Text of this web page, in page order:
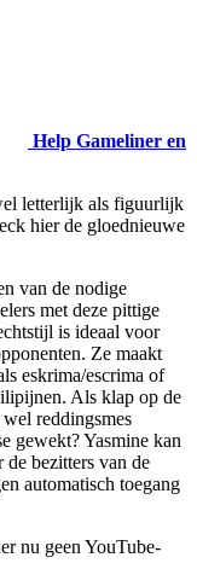
Help Gameliner en
letterlijk als figuurlijk
hier de gloednieuwe
van de nodige
met deze pittige
is ideaal voor
Ze maakt
eskrima/escrima of
Als klap op de
reddingsmes
gewekt? Yasmine kan
bezitters van de
automatisch toegang
nu geen YouTube-